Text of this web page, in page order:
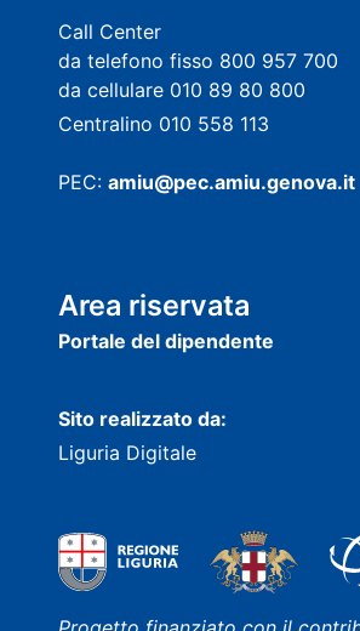
Call Center
da telefono fisso 800 957 700
da cellulare 010 89 80 800
Centralino 010 558 113
PEC: amiu@pec.amiu.genova.it
Area riservata
Portale del dipendente
Sito realizzato da:
Liguria Digitale